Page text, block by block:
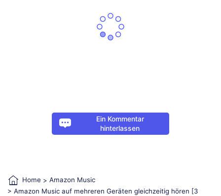
Ein Kommentar
hinterlassen
Home > Amazon Music
> Amazon Music auf mehreren Geräten gleichzeitig hören [3